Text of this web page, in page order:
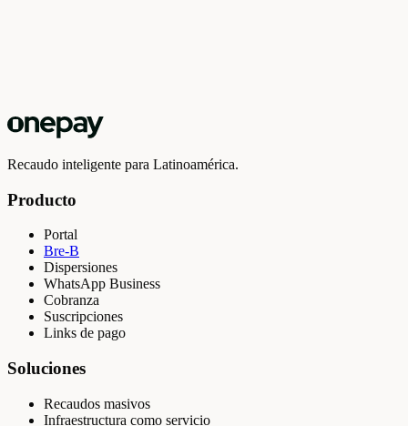
Recaudo inteligente para Latinoamérica.
Producto
Portal
Bre-B
Dispersiones
WhatsApp Business
Cobranza
Suscripciones
Links de pago
Soluciones
Recaudos masivos
Infraestructura como servicio